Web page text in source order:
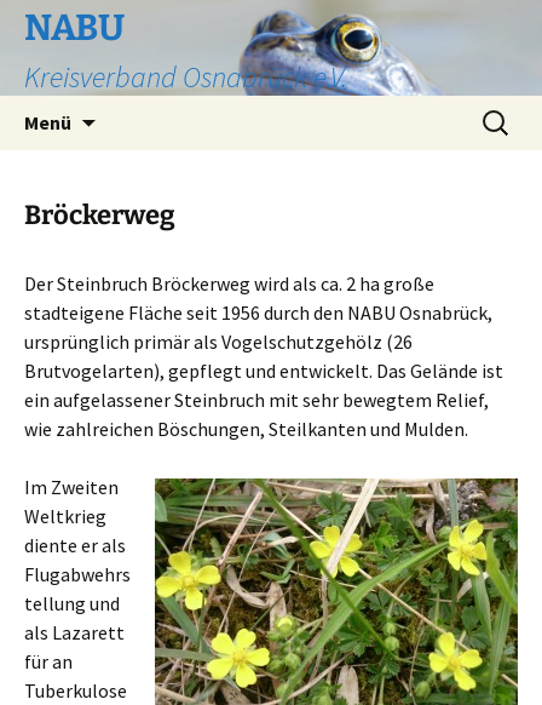
Zum
Inhalt
springen
NABU
Kreisverband Osnabrück e.V.
Menü
Suchen
nach:
Bröckerweg
Der Steinbruch Bröckerweg wird als ca. 2 ha große
stadteigene Fläche seit 1956 durch den NABU Osnabrück,
ursprünglich primär als Vogelschutzgehölz (26
Brutvogelarten), gepflegt und entwickelt. Das Gelände ist
ein aufgelassener Steinbruch mit sehr bewegtem Relief,
wie zahlreichen Böschungen, Steilkanten und Mulden.
Im Zweiten
Weltkrieg
diente er als
Flugabwehrs
tellung und
als Lazarett
für an
Tuberkulose